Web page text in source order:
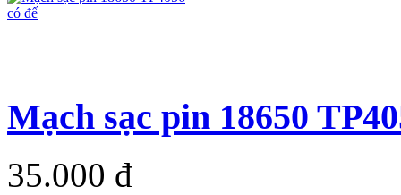
Mạch sạc pin 18650
35.000 đ